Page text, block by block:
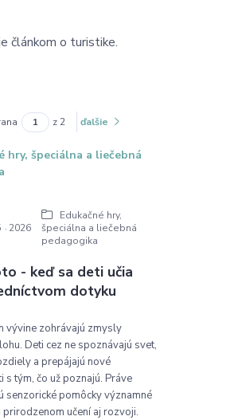
článkom o turistike.
z 2 ďalšie
- keď sa deti učia
dotyku
2026
Edukačné hry,
špeciálna a liečebná
pedagogika
vývine zohrávajú zmysly
Deti cez ne spoznávajú svet,
a prepájajú nové
s tým, čo už poznajú. Práve
senzorické pomôcky významné
prirodzenom učení aj rozvoji.